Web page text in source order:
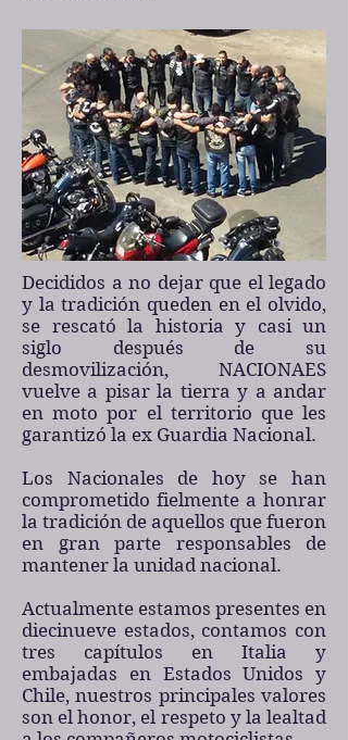
Decididos a no dejar que el legado
y la tradición queden en el olvido,
se rescató la historia y casi un
siglo después de su
desmovilización, NACIONAES
vuelve a pisar la tierra y a andar
en moto por el territorio que les
garantizó la ex Guardia Nacional.
Los Nacionales de hoy se han
comprometido fielmente a honrar
la tradición de aquellos que fueron
en gran parte responsables de
mantener la unidad nacional.
Actualmente estamos presentes en
diecinueve estados, contamos con
tres capítulos en Italia y
embajadas en Estados Unidos y
Chile, nuestros principales valores
son el honor, el respeto y la lealtad